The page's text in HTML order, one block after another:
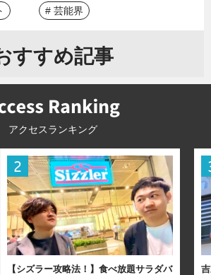
# 芸能界
すすめ記事
アクセスランキング
【シズラー攻略法！】食べ放題サラダバ